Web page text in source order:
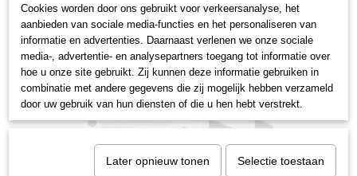
Cookies worden door ons gebruikt voor verkeersanalyse, het
aanbieden van sociale media-functies en het personaliseren van
informatie en advertenties. Daarnaast verlenen we onze sociale
media-, advertentie- en analysepartners toegang tot informatie over
hoe u onze site gebruikt. Zij kunnen deze informatie gebruiken in
combinatie met andere gegevens die zij mogelijk hebben verzameld
door uw gebruik van hun diensten of die u hen hebt verstrekt.
Later opnieuw tonen Selectie toestaan